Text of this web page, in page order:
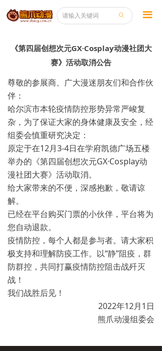
ꄙ 끀
《第四届创想次元GX·Cosplay动漫社团大
赛》活动取消公告
尊敬的参展商、广大漫迷朋友们和合作伙
伴：
哈尔滨市本轮疫情防控形势异常严峻复
杂，为了保证大家的身体健康及安全，经
组委会慎重研究决定：
原定于在12月3-4日在学府凯德广场五楼
举办的《第四届创想次元GX·Cosplay动
漫社团大赛》活动取消。
给大家带来的不便，深感抱歉，敬请谅
解。
已经在平台购买门票的小伙伴，平台将为
您自动退款。
疫情防控，每个人都是参与者。请大家积
极支持和理解防疫工作。以“静”阻疫，群
防群控，共同打赢疫情防控阻击战歼灭
战！
我们战胜后见！
2022年12月1日
熊爪动漫组委会